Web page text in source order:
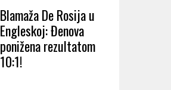
Blamaža De Rosija u
Engleskoj: Đenova
ponižena rezultatom
10:1!